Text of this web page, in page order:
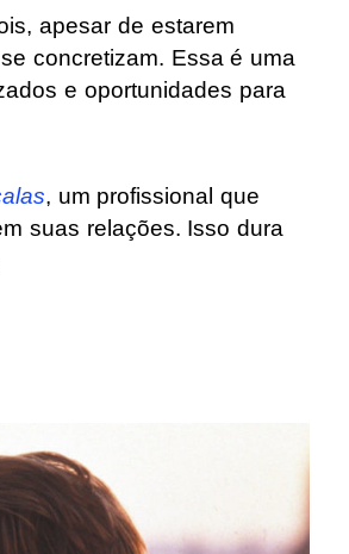
apesar de estarem
concretizam. Essa é uma
e oportunidades para
, um profissional que
suas relações. Isso dura